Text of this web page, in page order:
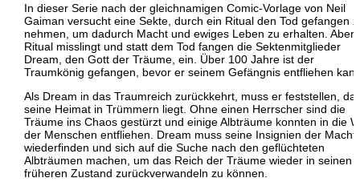
In dieser Serie nach der gleichnamigen Comic-Vorlage von Neil
Gaiman versucht eine Sekte, durch ein Ritual den Tod gefangen
nehmen, um dadurch Macht und ewiges Leben zu erhalten. Aber
Ritual misslingt und statt dem Tod fangen die Sektenmitglieder
Dream, den Gott der Träume, ein. Über 100 Jahre ist der
Traumkönig gefangen, bevor er seinem Gefängnis entfliehen
Als Dream in das Traumreich zurückkehrt, muss er feststellen,
seine Heimat in Trümmern liegt. Ohne einen Herrscher sind die
Träume ins Chaos gestürzt und einige Albträume konnten in die
der Menschen entfliehen. Dream muss seine Insignien der Macht
wiederfinden und sich auf die Suche nach den geflüchteten
Albträumen machen, um das Reich der Träume wieder in seinen
früheren Zustand zurückverwandeln zu können.